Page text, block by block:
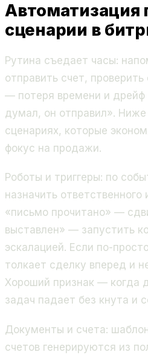
Автоматизация
сценарии в
Рутина съедает часы:
отправить счет,
— потеря времени и дрейф
думал, он отправил».
сценариях, которые
фокус на продажи.
Роботы и триггеры: по
назначить ответственного
«письмо прочитано» —
выставлен» — запустить
эскалацией. Если по-
толкает сделку вперед и
Хороший признак — когда
задач падает без кнута и
Документы и счета:
счетов генерируются из